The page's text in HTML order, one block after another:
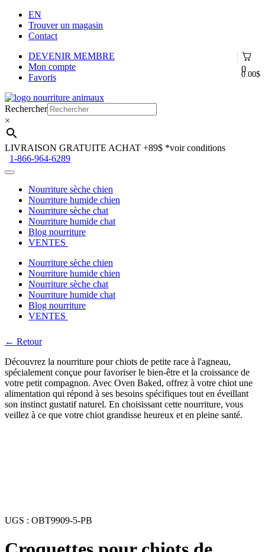
EN
Trouver un magasin
Contact
0
0.00$
DEVENIR MEMBRE
Mon compte
Favoris
Aller
à
la
navigation
Aller
au
contenu
Rechercher
×
LIVRAISON GRATUITE ACHAT +89$ *voir conditions
1-866-964-6289
Nourriture sèche chien
Nourriture humide chien
Nourriture sèche chat
Nourriture humide chat
Blog nourriture
VENTES
Nourriture sèche chien
Nourriture humide chien
Nourriture sèche chat
Nourriture humide chat
Blog nourriture
VENTES
← Retour
Découvrez la nourriture pour chiots de petite race à l'agneau,
spécialement conçue pour favoriser le bien-être et la croissance de
votre petit compagnon. Avec Oven Baked, offrez à votre chiot une
alimentation qui répond à ses besoins spécifiques tout en éveillant
son instinct gustatif naturel. En choisissant cette nourriture, vous
veillez à ce que votre chiot grandisse heureux et en pleine santé.
UGS : OBT9909-5-PB